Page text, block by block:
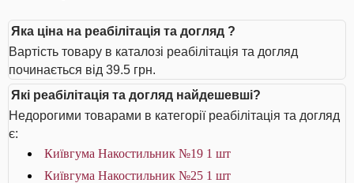
Яка ціна на реабілітація та догляд ?
Вартість товару в каталозі реабілітація та догляд
починається від 39.5 грн.
Які реабілітація та догляд найдешевші?
Недорогими товарами в категорії реабілітація та догляд
є:
Київгума Накостильник №19 1 шт
Київгума Накостильник №25 1 шт